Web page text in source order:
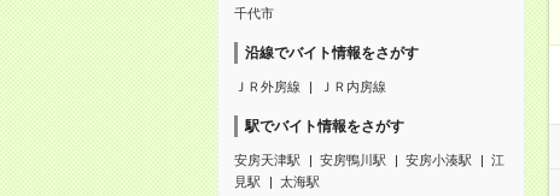
千代市
沿線でバイト情報をさがす
ＪＲ外房線 ＪＲ内房線
駅でバイト情報をさがす
安房天津駅 安房鴨川駅 安房小湊駅
江
見駅
太海駅